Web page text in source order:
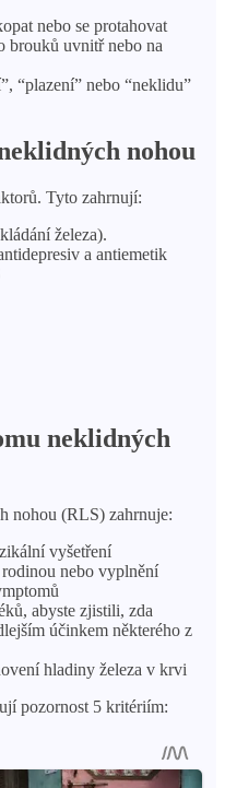
nebo se protahovat
brouků uvnitř nebo na
“plazení” nebo “neklidu”
nohou
Tyto zahrnují:
železa).
a antiemetik
neklidných
nohou (RLS) zahrnuje:
vyšetření
nebo vyplnění
abyste zjistili, zda
účinkem některého z
hladiny železa v krvi
pozornost 5 kritériím: